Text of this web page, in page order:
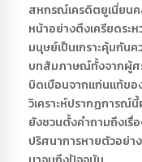
สหกรณ์เครดิตยูเนี่ยน
หน้าอย่างตึงเครียดระ
มนุษย์เป็นเกราะคุ้มกัน
บทสัมภาษณ์ทั้งจากผู้ศ
บิดเบือนจากแก่นแท้ขอ
วิเคราะห์ปรากฏการณ์
ยังชวนตั้งคำถามถึงเรื่
ปริศนาการหายตัวอย่า